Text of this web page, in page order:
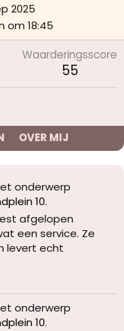
2025
om 18:45
Waarderingsscore
55
OVER MIJ
onderwerp
10.
afgelopen
een service. Ze
levert echt
onderwerp
10.